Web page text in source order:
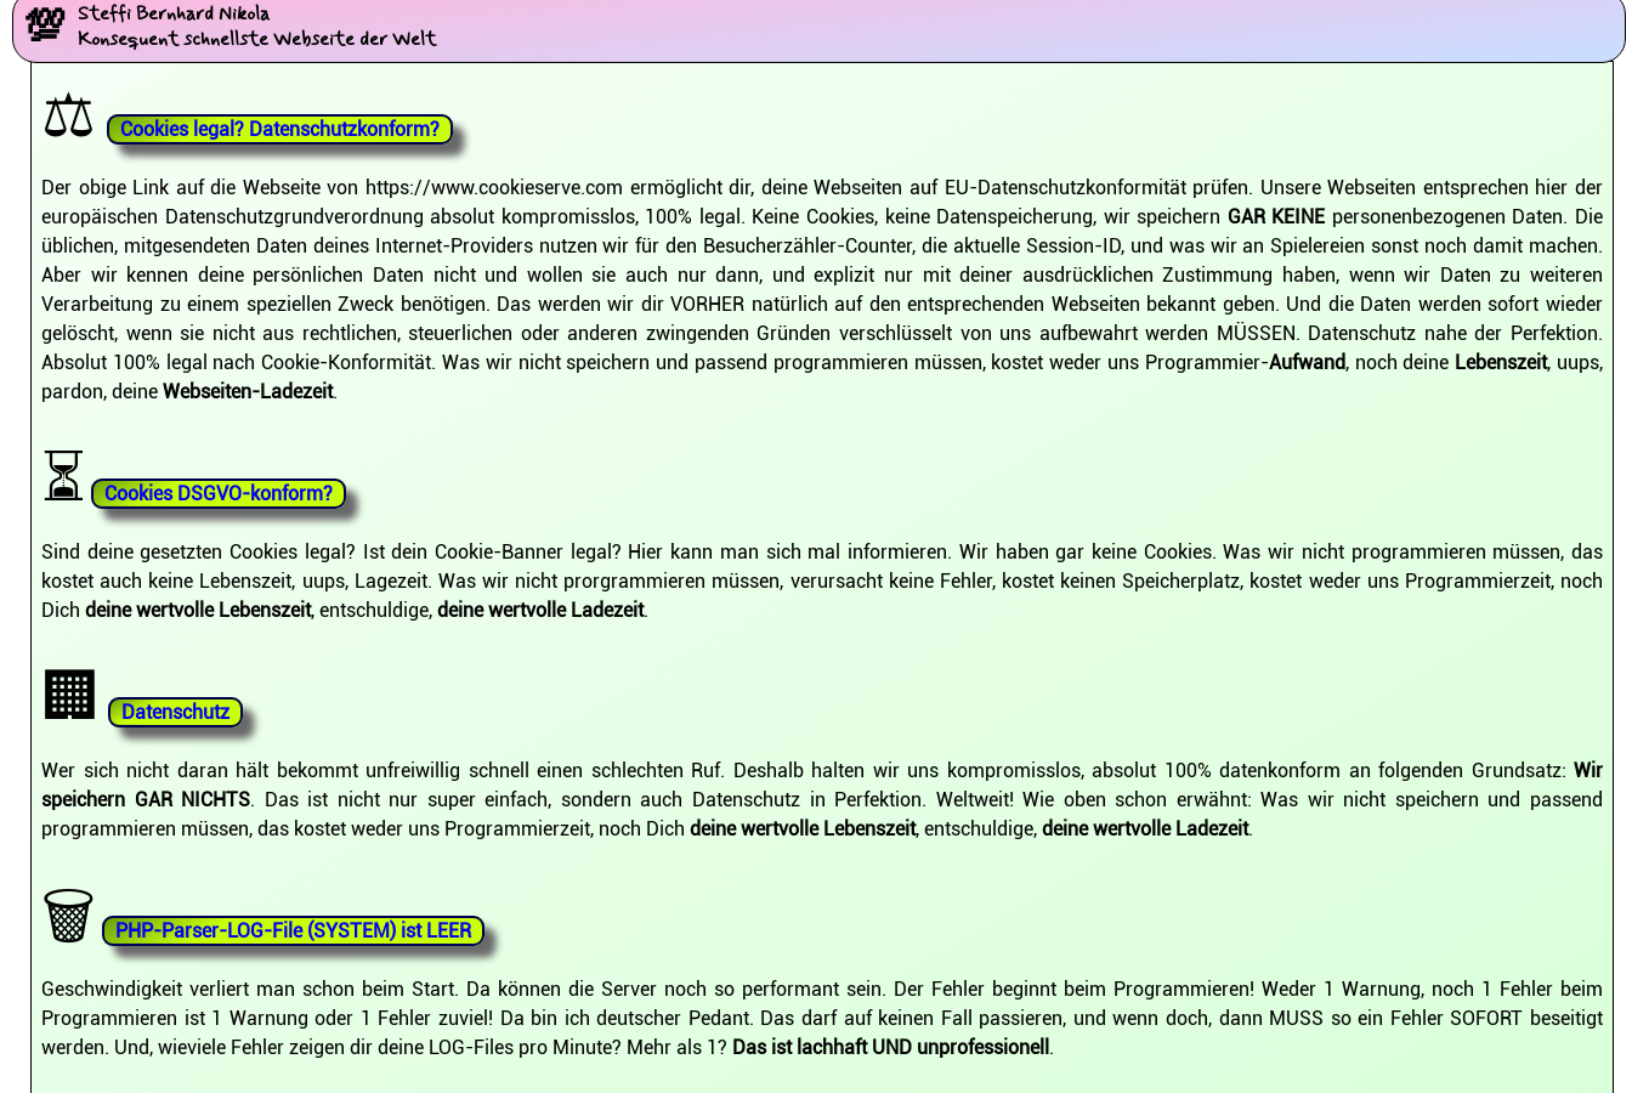
💯 Steffi Bernhard Nikola
Konsequent schnellste Webseite der Welt
⚖️ Cookies legal? Datenschutzkonform?
Der obige Link auf die Webseite von https://www.cookieserve.com ermöglicht dir, deine Webseiten auf EU-Datenschutzkonformität prüfen. Unsere Webseiten entsprechen hier der
europäischen Datenschutzgrundverordnung absolut kompromisslos, 100% legal. Keine Cookies, keine Datenspeicherung, wir speichern GAR KEINE personenbezogenen Daten. Die
üblichen, mitgesendeten Daten deines Internet-Providers nutzen wir für den Besucherzähler-Counter, die aktuelle Session-ID, und was wir an Spielereien sonst noch damit machen.
Aber wir kennen deine persönlichen Daten nicht und wollen sie auch nur dann, und explizit nur mit deiner ausdrücklichen Zustimmung haben, wenn wir Daten zu weiteren
Verarbeitung zu einem speziellen Zweck benötigen. Das werden wir dir VORHER natürlich auf den entsprechenden Webseiten bekannt geben. Und die Daten werden sofort wieder
gelöscht, wenn sie nicht aus rechtlichen, steuerlichen oder anderen zwingenden Gründen verschlüsselt von uns aufbewahrt werden MÜSSEN. Datenschutz nahe der Perfektion.
Absolut 100% legal nach Cookie-Konformität. Was wir nicht speichern und passend programmieren müssen, kostet weder uns Programmier-Aufwand, noch deine Lebenszeit, uups,
pardon, deine Webseiten-Ladezeit.
⏳ Cookies DSGVO-konform?
Sind deine gesetzten Cookies legal? Ist dein Cookie-Banner legal? Hier kann man sich mal informieren. Wir haben gar keine Cookies. Was wir nicht programmieren müssen, das
kostet auch keine Lebenszeit, uups, Lagezeit. Was wir nicht prorgrammieren müssen, verursacht keine Fehler, kostet keinen Speicherplatz, kostet weder uns Programmierzeit, noch
Dich deine wertvolle Lebenszeit, entschuldige, deine wertvolle Ladezeit.
🏢 Datenschutz
Wer sich nicht daran hält bekommt unfreiwillig schnell einen schlechten Ruf. Deshalb halten wir uns kompromisslos, absolut 100% datenkonform an folgenden Grundsatz: Wir
speichern GAR NICHTS. Das ist nicht nur super einfach, sondern auch Datenschutz in Perfektion. Weltweit! Wie oben schon erwähnt: Was wir nicht speichern und passend
programmieren müssen, das kostet weder uns Programmierzeit, noch Dich deine wertvolle Lebenszeit, entschuldige, deine wertvolle Ladezeit.
🗑️ PHP-Parser-LOG-File (SYSTEM) ist LEER
Geschwindigkeit verliert man schon beim Start. Da können die Server noch so performant sein. Der Fehler beginnt beim Programmieren! Weder 1 Warnung, noch 1 Fehler beim
Programmieren ist 1 Warnung oder 1 Fehler zuviel! Da bin ich deutscher Pedant. Das darf auf keinen Fall passieren, und wenn doch, dann MUSS so ein Fehler SOFORT beseitigt
werden. Und, wieviele Fehler zeigen dir deine LOG-Files pro Minute? Mehr als 1? Das ist lachhaft UND unprofessionell .